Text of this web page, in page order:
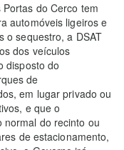
do Cerco tem
automóveis ligeiros e
o sequestro, a DSAT
dos veículos
disposto do
de
em lugar privado ou
e que o
normal do recinto ou
de estacionamento,